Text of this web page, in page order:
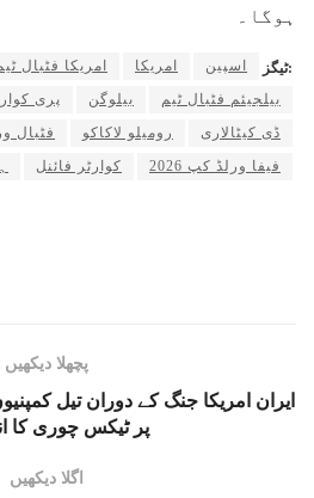
ہوگا۔
ٹیگز: اسپین امریکا امریکا فٹبال
بیلجیئم فٹبال ٹیم
بیلوگن پری
ڈی کیٹالاری
رومیلو لاکاکو
فٹبال
فیفا ورلڈ کپ 2026
کوارٹر فائنل
پچھلا دیکھیں
ایران امریکا جنگ کے دوران تیل
پر ٹیکس چوری کا
اگلا دیکھیں